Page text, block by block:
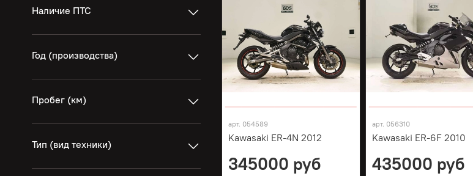
арт. 054589
Kawasaki ER-4N 2012
345000 руб
арт. 056310
Kawasaki ER-6F 2010
435000 руб
Наличие ПТС
Год (производства)
Пробег (км)
Тип (вид техники)